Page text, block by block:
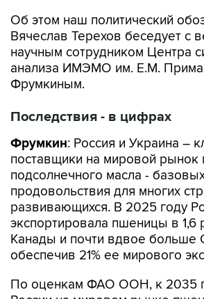
Об этом наш политический
Вячеслав Терехов беседует с
научным сотрудником Центра
анализа ИМЭМО им. Е.М.
Фрумкиным.
Последствия - в цифрах
Фрумкин: Россия и Украина –
поставщики на мировой
подсолнечного масла -
продовольствия для многих
развивающихся. В 2025 году
экспортировала пшеницы в 1,6
Канады и почти вдвое
обеспечив 21% ее мирового
По оценкам ФАО ООН, к 2035